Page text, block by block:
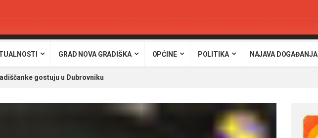
GRAD NOVA GRADIŠKA OPĆINE POLITIKA NAJAVA DOGAĐANJA
gostuju u Dubrovniku